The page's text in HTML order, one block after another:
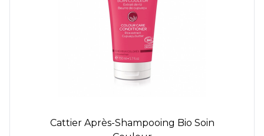
Cattier Après-Shampooing Bio Soin